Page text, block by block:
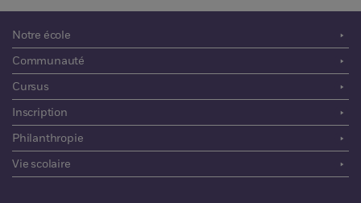
Notre école
Communauté
Cursus
Inscription
Philanthropie
Vie scolaire